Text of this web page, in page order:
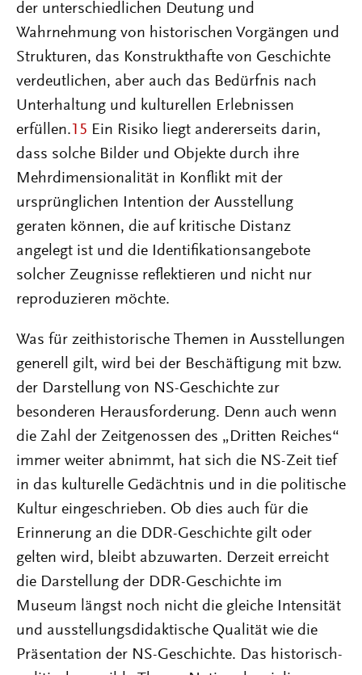
der unterschiedlichen Deutung und
Wahrnehmung von historischen Vorgängen und
Strukturen, das Konstrukthafte von Geschichte
verdeutlichen, aber auch das Bedürfnis nach
Unterhaltung und kulturellen Erlebnissen
erfüllen. 15 Ein Risiko liegt andererseits darin,
dass solche Bilder und Objekte durch ihre
Mehrdimensionalität in Konflikt mit der
ursprünglichen Intention der Ausstellung
geraten können, die auf kritische Distanz
angelegt ist und die Identifikationsangebote
solcher Zeugnisse reflektieren und nicht nur
reproduzieren möchte.
Was für zeithistorische Themen in Ausstellungen
generell gilt, wird bei der Beschäftigung mit bzw.
der Darstellung von NS-Geschichte zur
besonderen Herausforderung. Denn auch wenn
die Zahl der Zeitgenossen des „Dritten Reiches“
immer weiter abnimmt, hat sich die NS-Zeit tief
in das kulturelle Gedächtnis und in die politische
Kultur eingeschrieben. Ob dies auch für die
Erinnerung an die DDR-Geschichte gilt oder
gelten wird, bleibt abzuwarten. Derzeit erreicht
die Darstellung der DDR-Geschichte im
Museum längst noch nicht die gleiche Intensität
und ausstellungsdidaktische Qualität wie die
Präsentation der NS-Geschichte. Das historisch-